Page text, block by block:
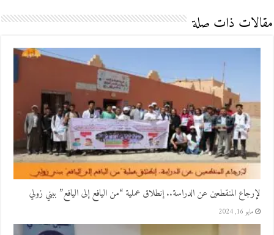
مقالات ذات صلة
لإرجاع المنقطعين عن الدراسة.. إنطلاق عملية “من اليافع إلى اليافع” ببني زولي
مايو 16, 2024